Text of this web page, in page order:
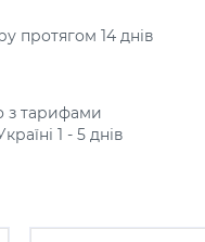
протягом 14 днів
з тарифами
1 - 5 днів